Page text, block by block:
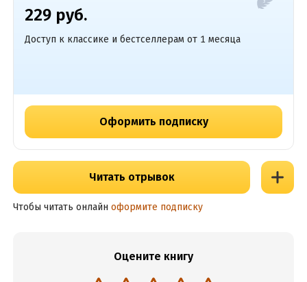
229 руб.
Доступ к классике и бестселлерам от 1 месяца
Оформить подписку
Читать отрывок
Чтобы читать онлайн оформите подписку
Оцените книгу